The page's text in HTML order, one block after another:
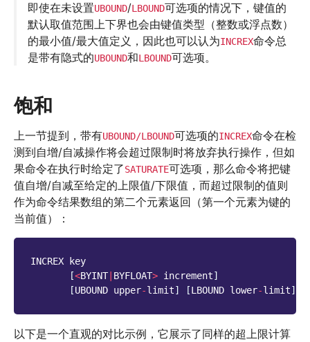
即使在未设置UBOUND/LBOUND可选项的情况下，键值的
默认取值范围上下界也会由键值类型（整数或浮点数）
的最小值/最大值定义，因此也可以认为INCREX命令总
是带有隐式的UBOUND和LBOUND可选项。
饱和
上一节提到，带有UBOUND/LBOUND可选项的INCREX命令在检
测到自增/自减操作将会超过限制时将放弃执行操作，但如
果命令在执行时给定了SATURATE可选项，那么命令将把键
值自增/自减至给定的上限值/下限值，而超过限制的值则
作为命令结果数组的第二个元素返回（第一个元素为键的
当前值）：
INCREX
key
[<BYINT| BYFLOAT> increment]
[UBOUND upper-limit] [LBOUND lower-limit]
以下是一个直观的对比示例，它展示了同样的超上限计算